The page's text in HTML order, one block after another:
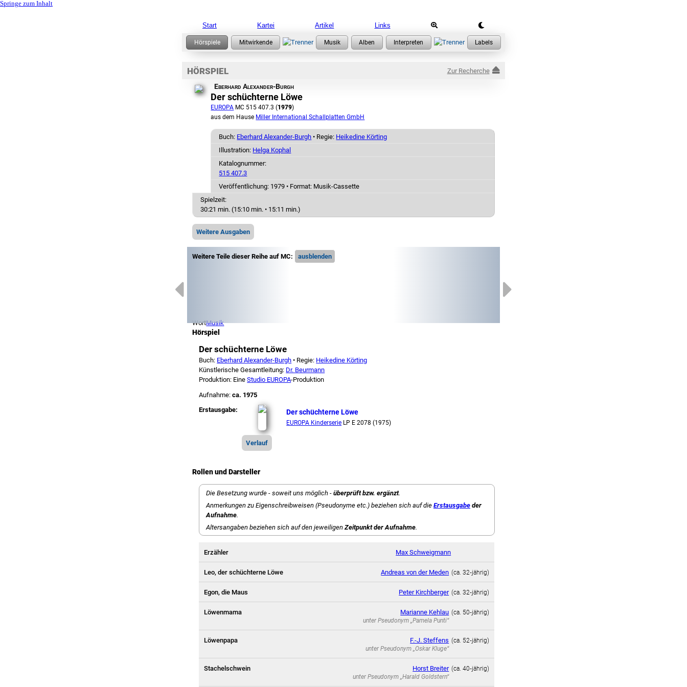
Springe zum Inhalt
Start Kartei Artikel Links
HÖRSPIEL Zur Recherche
Eberhard Alexander-Burgh
Der schüchterne Löwe
EUROPA MC 515 407.3 (1979)
aus dem Hause Miller International Schallplatten GmbH
Buch: Eberhard Alexander-Burgh • Regie: Heikedine Körting
Illustration: Helga Kophal
Katalognummer:
515 407.3
Veröffentlichung: 1979 • Format: Musik-Cassette
Spielzeit:
30:21 min. (15:10 min. • 15:11 min.)
Weitere Ausgaben
Weitere Teile dieser Reihe auf MC:
WortMusik
Hörspiel
Der schüchterne Löwe
Buch: Eberhard Alexander-Burgh • Regie: Heikedine Körting
Künstlerische Gesamtleitung: Dr. Beurmann
Produktion: EineStudio EUROPA-Produktion
Aufnahme:ca. 1975
Erstausgabe:
Der schüchterne Löwe
EUROPA Kinderserie LP E 2078 (1975)
Verlauf
Rollen und Darsteller
Die Besetzung wurde - soweit uns möglich -überprüft bzw. ergänzt.
Anmerkungen zu Eigenschreibweisen (Pseudonyme etc.) beziehen sich auf dieErstausgabe der
Aufnahme.
Altersangaben beziehen sich auf den jeweiligenZeitpunkt der Aufnahme.
Erzähler Max Schweigmann
Leo, der schüchterne Löwe Andreas von der Meden (ca. 32‑jährig)
Egon, die Maus Peter Kirchberger (ca. 32‑jährig)
Löwenmama Marianne Kehlau
unter Pseudonym„Pamela Punti“
(ca. 50‑jährig)
Löwenpapa F.-J. Steffens
unter Pseudonym„Oskar Kluge“
(ca. 52‑jährig)
Stachelschwein Horst Breiter
unter Pseudonym„Harald Goldstern“
(ca. 40‑jährig)